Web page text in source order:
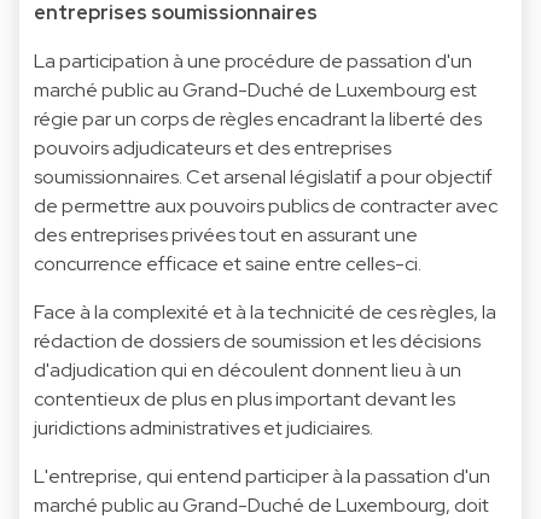
entreprises soumissionnaires
La participation à une procédure de passation d'un
marché public au Grand-Duché de Luxembourg est
régie par un corps de règles encadrant la liberté des
pouvoirs adjudicateurs et des entreprises
soumissionnaires. Cet arsenal législatif a pour objectif
de permettre aux pouvoirs publics de contracter avec
des entreprises privées tout en assurant une
concurrence efficace et saine entre celles-ci.
Face à la complexité et à la technicité de ces règles, la
rédaction de dossiers de soumission et les décisions
d'adjudication qui en découlent donnent lieu à un
contentieux de plus en plus important devant les
juridictions administratives et judiciaires.
L'entreprise, qui entend participer à la passation d'un
marché public au Grand-Duché de Luxembourg, doit